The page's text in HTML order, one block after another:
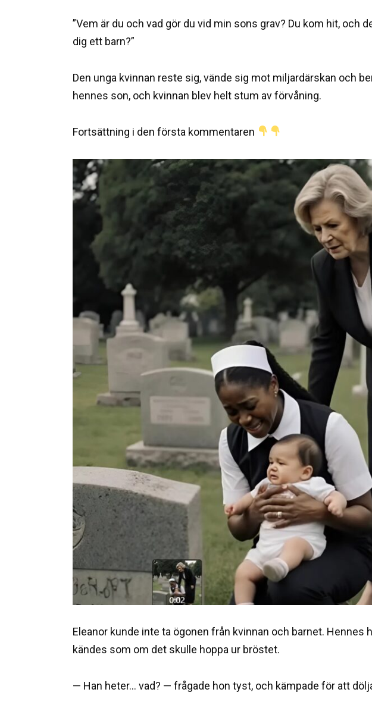
”Vem är du och vad gör du vid min sons grav? Du kom hit, och
dig ett barn?”
Den unga kvinnan reste sig, vände sig mot miljardärskan och
hennes son, och kvinnan blev helt stum av förvåning.
Fortsättning i den första kommentaren
Eleanor kunde inte ta ögonen från kvinnan och barnet. Hennes
kändes som om det skulle hoppa ur bröstet.
— Han heter… vad? — frågade hon tyst, och kämpade för att